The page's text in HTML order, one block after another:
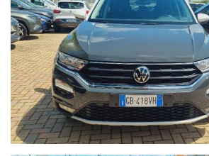
- 21900€: Prezzo di Vendita
Per Info chiama Giuseppe al 389.898.1300;
- CHILOMETRAGGIO CERTIFICATO.
- La vettura si trova presso la nostra sede
Savona, telefono 389.898.1300.
Chatta con noi su Whatsapp o chiamaci